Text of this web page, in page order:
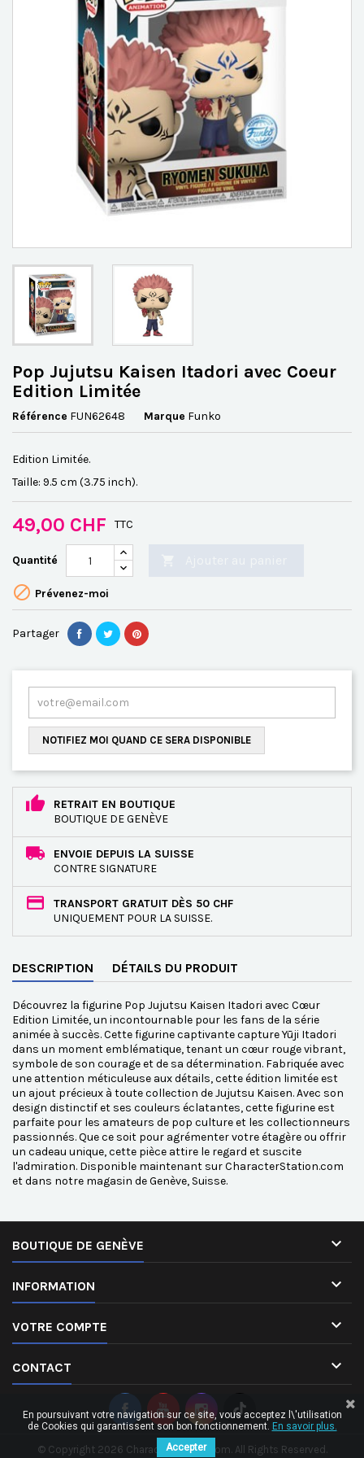
Pop Jujutsu Kaisen Itadori avec Coeur
Edition Limitée
Référence FUN62648 Marque Funko
Edition Limitée.
Taille: 9.5 cm (3.75 inch).
49,00 CHF TTC
Quantité
 Prévenez-moi
Partager
NOTIFIEZ MOI QUAND CE SERA DISPONIBLE
RETRAIT EN BOUTIQUE
BOUTIQUE DE GENÈVE
ENVOIE DEPUIS LA SUISSE
CONTRE SIGNATURE
TRANSPORT GRATUIT DÈS 50 CHF
UNIQUEMENT POUR LA SUISSE.
DESCRIPTION DÉTAILS DU PRODUIT
Découvrez la figurine Pop Jujutsu Kaisen Itadori avec Cœur
Edition Limitée, un incontournable pour les fans de la série
animée à succès. Cette figurine captivante capture Yūji Itadori
dans un moment emblématique, tenant un cœur rouge vibrant,
symbole de son courage et de sa détermination. Fabriquée avec
une attention méticuleuse aux détails, cette édition limitée est
un ajout précieux à toute collection de Jujutsu Kaisen. Avec son
design distinctif et ses couleurs éclatantes, cette figurine est
parfaite pour les amateurs de pop culture et les collectionneurs
passionnés. Que ce soit pour agrémenter votre étagère ou offrir
un cadeau unique, cette pièce attire le regard et suscite
l'admiration. Disponible maintenant sur CharacterStation.com
et dans notre magasin de Genève, Suisse.
BOUTIQUE DE GENÈVE 
INFORMATION 
VOTRE COMPTE 
CONTACT 
© Copyright 2026 CharacterStation.com. All Rights Reserved.
En poursuivant votre navigation sur ce site, vous acceptez l\'utilisation
de Cookies qui garantissent son bon fonctionnement. En savoir plus.
Accepter